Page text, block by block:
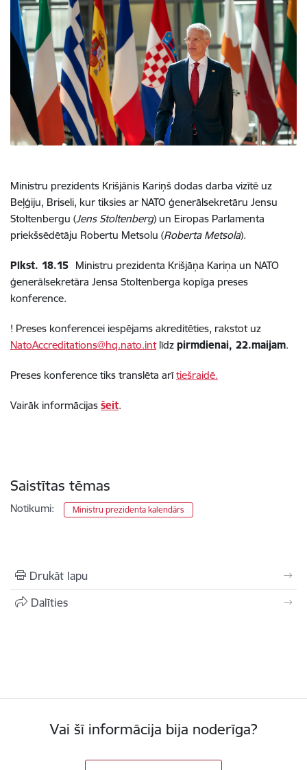
Ministru prezidents Krišjānis Kariņš dodas darba vizītē uz
Beļģiju, Briseli, kur tiksies ar NATO ģenerālsekretāru Jensu
Stoltenbergu (Jens Stoltenberg) un Eiropas Parlamenta
priekšsēdētāju Robertu Metsolu (Roberta Metsola).
Plkst. 18.15 Ministru prezidenta Krišjāņa Kariņa un NATO
ģenerālsekretāra Jensa Stoltenberga kopīga preses
konference.
! Preses konferencei iespējams akreditēties, rakstot uz
NatoAccreditations@hq.nato.intlīdz pirmdienai, 22.maijam.
Preses konference tiks translēta arītiešraidē.
Vairāk informācijas šeit.
Saistītas tēmas
Notikumi: Ministru prezidenta kalendārs
Drukāt lapu
Dalīties
Vai šī informācija bija noderīga?